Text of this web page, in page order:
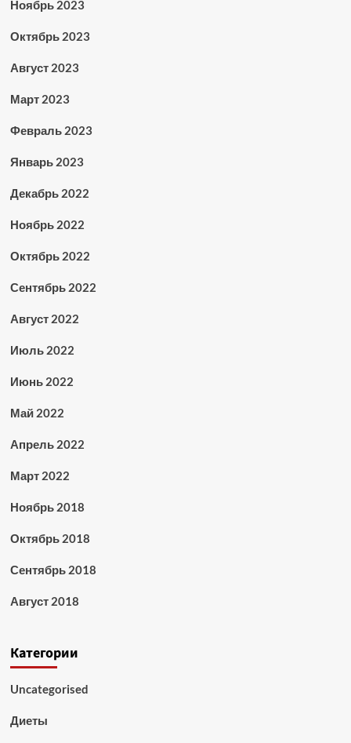
Ноябрь 2023
Октябрь 2023
Август 2023
Март 2023
Февраль 2023
Январь 2023
Декабрь 2022
Ноябрь 2022
Октябрь 2022
Сентябрь 2022
Август 2022
Июль 2022
Июнь 2022
Май 2022
Апрель 2022
Март 2022
Ноябрь 2018
Октябрь 2018
Сентябрь 2018
Август 2018
Категории
Uncategorised
Диеты